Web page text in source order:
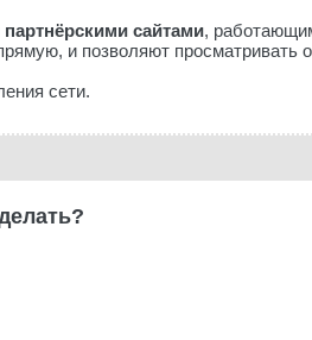
партнёрскими сайтами,
и позволяют просматривать
сети.